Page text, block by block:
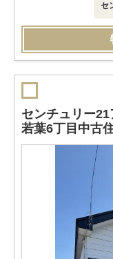
セ
センチュリー
若葉6丁目中古